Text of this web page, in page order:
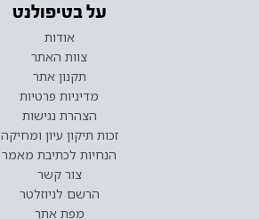
על בטיפולנט
אודות
צוות האתר
תקנון אתר
מדיניות פרטיות
הצהרת נגישות
זכות תיקון עיון ומחיקה
הנחיות לכתיבת מאמר
צור קשר
הרשם לניוזלטר
מפת אתר